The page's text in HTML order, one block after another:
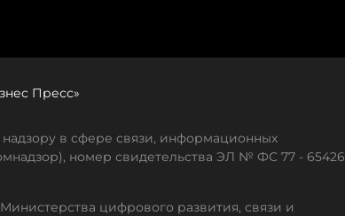
Пресс»
в сфере связи, информационных
номер свидетельства ЭЛ № ФС 77 - 65426
цифрового развития, связи и